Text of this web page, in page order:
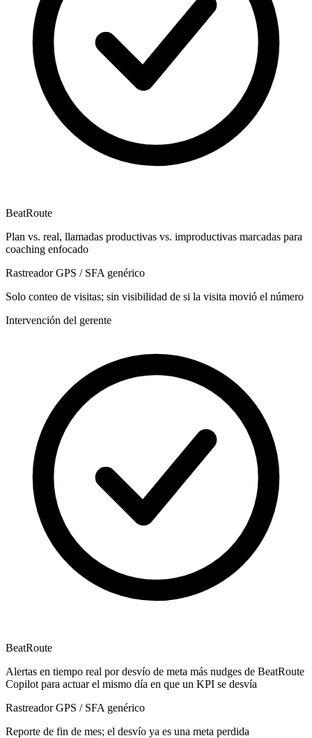
BeatRoute
Plan vs. real, llamadas productivas vs. improductivas marcadas para
coaching enfocado
Rastreador GPS / SFA genérico
Solo conteo de visitas; sin visibilidad de si la visita movió el número
Intervención del gerente
BeatRoute
Alertas en tiempo real por desvío de meta más nudges de BeatRoute
Copilot para actuar el mismo día en que un KPI se desvía
Rastreador GPS / SFA genérico
Reporte de fin de mes; el desvío ya es una meta perdida